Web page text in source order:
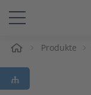
Lösungen &
Support
Produkte